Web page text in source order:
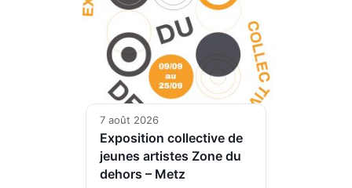
7 août 2026
Exposition collective de
jeunes artistes Zone du
dehors – Metz